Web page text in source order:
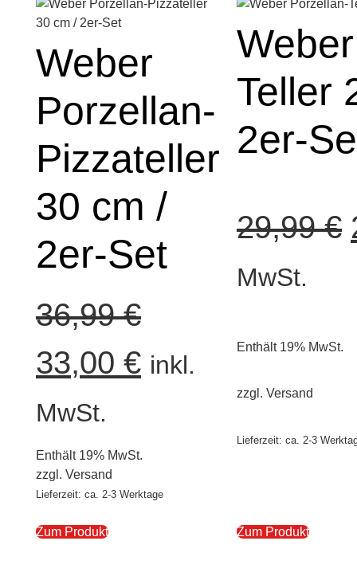
Weber
Porzellan-
Pizzateller
30 cm /
2er-Set
36,99€
33,00 € inkl.
MwSt.
Enthält 19% MwSt.
zzgl. Versand
Lieferzeit: ca. 2-3 Werktage
Zum Produkt
Teller
2er-
29,99€
MwSt.
Enthält 19% MwSt.
zzgl. Versand
Lieferzeit: ca. 2-3
Zum Produkt